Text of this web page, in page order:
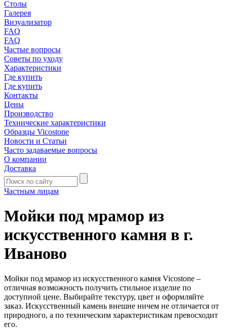
Столы
Галерея
Визуализатор
FAQ
FAQ
Частые вопросы
Советы по уходу
Характеристики
Где купить
Где купить
Контакты
Цены
Производство
Технические характеристики
Образцы Vicostone
Новости и Статьи
Часто задаваемые вопросы
О компании
Доставка
Частным лицам
Мойки под мрамор из
искусственного камня в г.
Иваново
Мойки под мрамор из искусственного камня Vicostone –
отличная возможность получить стильное изделие по
доступной цене. Выбирайте текстуру, цвет и оформляйте
заказ. Искусственный камень внешне ничем не отличается от
природного, а по техническим характеристикам превосходит
его.